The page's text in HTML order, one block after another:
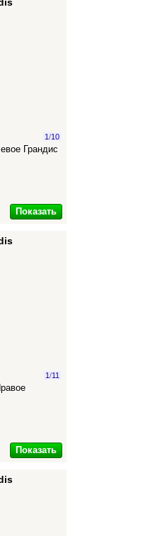
1/10
Грандис
Показать
1/11
Показать